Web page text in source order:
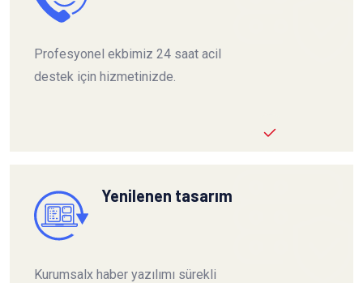
Profesyonel ekbimiz 24 saat acil
destek için hizmetinizde.
Yenilenen tasarım
Kurumsalx haber yazılımı sürekli